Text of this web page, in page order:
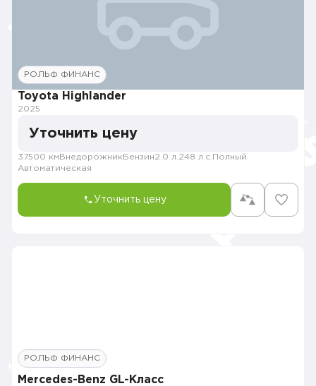
РОЛЬФ ФИНАНС
Toyota Highlander
2025
Уточнить цену
37500 км Внедорожник Бензин2.0 л. 248 л.с. Полный
Автоматическая
Уточнить цену
РОЛЬФ ФИНАНС
Mercedes-Benz GL-Класс